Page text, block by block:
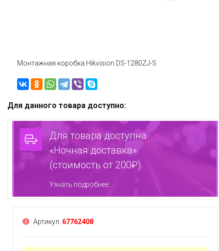
Монтажная коробка Hikvision DS-1280ZJ-S
Для данного товара доступно:
Для товара доступна
«Ночная доставка»
(стоимость от 200₽).
Узнать подробнее.
Артикул: 67762408